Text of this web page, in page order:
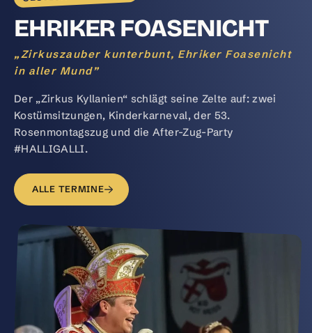
EHRIKER FOASENICHT
„Zirkuszauber kunterbunt, Ehriker Foasenicht
in aller Mund”
Der „Zirkus Kyllanien“ schlägt seine Zelte auf: zwei
Kostümsitzungen, Kinderkarneval, der 53.
Rosenmontagszug und die After-Zug-Party
#HALLIGALLI.
ALLE TERMINE